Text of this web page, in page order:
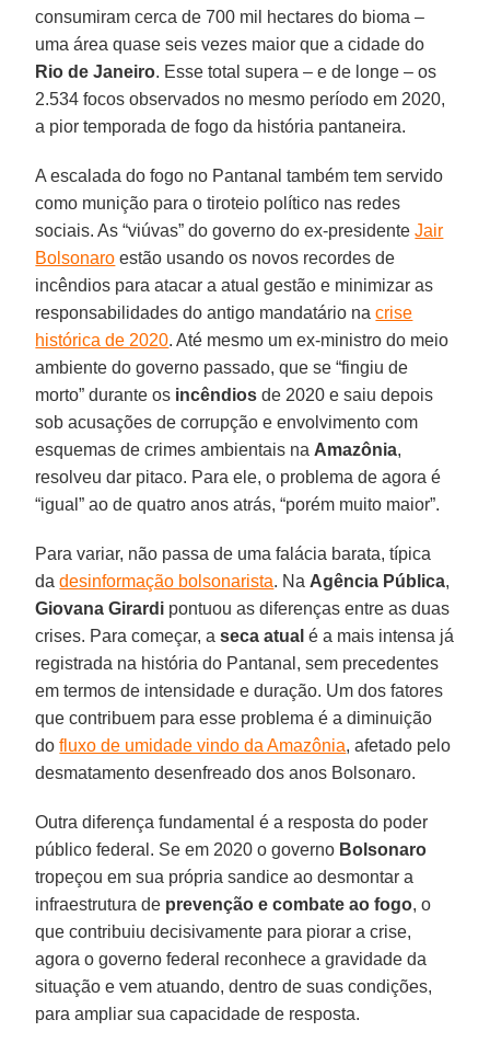
consumiram cerca de 700 mil hectares do bioma –
uma área quase seis vezes maior que a cidade do
Rio de Janeiro. Esse total supera – e de longe – os
2.534 focos observados no mesmo período em 2020,
a pior temporada de fogo da história pantaneira.
A escalada do fogo no Pantanal também tem servido
como munição para o tiroteio político nas redes
sociais. As “viúvas” do governo do ex-presidenteJair
Bolsonaro estão usando os novos recordes de
incêndios para atacar a atual gestão e minimizar as
responsabilidades do antigo mandatário nacrise
histórica de 2020. Até mesmo um ex-ministro do meio
ambiente do governo passado, que se “fingiu de
morto” durante os incêndios de 2020 e saiu depois
sob acusações de corrupção e envolvimento com
esquemas de crimes ambientais na Amazônia,
resolveu dar pitaco. Para ele, o problema de agora é
“igual” ao de quatro anos atrás, “porém muito maior”.
Para variar, não passa de uma falácia barata, típica
dadesinformação bolsonarista. Na Agência Pública,
Giovana Girardi pontuou as diferenças entre as duas
crises. Para começar, aseca atual é a mais intensa já
registrada na história do Pantanal, sem precedentes
em termos de intensidade e duração. Um dos fatores
que contribuem para esse problema é a diminuição
dofluxo de umidade vindo da Amazônia, afetado pelo
desmatamento desenfreado dos anos Bolsonaro.
Outra diferença fundamental é a resposta do poder
público federal. Se em 2020 o governo Bolsonaro
tropeçou em sua própria sandice ao desmontar a
infraestrutura de prevenção e combate ao fogo, o
que contribuiu decisivamente para piorar a crise,
agora o governo federal reconhece a gravidade da
situação e vem atuando, dentro de suas condições,
para ampliar sua capacidade de resposta.